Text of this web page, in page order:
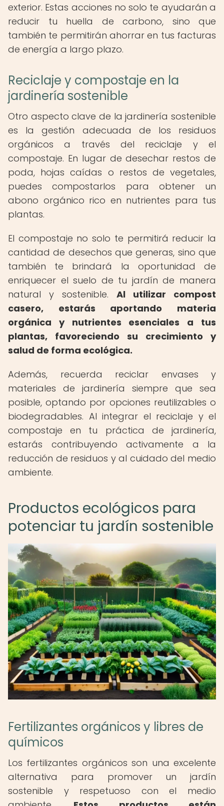
exterior. Estas acciones no solo te ayudarán a
reducir tu huella de carbono, sino que
también te permitirán ahorrar en tus facturas
de energía a largo plazo.
Reciclaje y compostaje en la
jardinería sostenible
Otro aspecto clave de la jardinería sostenible
es la gestión adecuada de los residuos
orgánicos a través del reciclaje y el
compostaje. En lugar de desechar restos de
poda, hojas caídas o restos de vegetales,
puedes compostarlos para obtener un
abono orgánico rico en nutrientes para tus
plantas.
El compostaje no solo te permitirá reducir la
cantidad de desechos que generas, sino que
también te brindará la oportunidad de
enriquecer el suelo de tu jardín de manera
natural y sostenible. Al utilizar compost
casero, estarás aportando materia
orgánica y nutrientes esenciales a tus
plantas, favoreciendo su crecimiento y
salud de forma ecológica.
Además, recuerda reciclar envases y
materiales de jardinería siempre que sea
posible, optando por opciones reutilizables o
biodegradables. Al integrar el reciclaje y el
compostaje en tu práctica de jardinería,
estarás contribuyendo activamente a la
reducción de residuos y al cuidado del medio
ambiente.
Productos ecológicos para
potenciar tu jardín sostenible
Fertilizantes orgánicos y libres de
químicos
Los fertilizantes orgánicos son una excelente
alternativa para promover un jardín
sostenible y respetuoso con el medio